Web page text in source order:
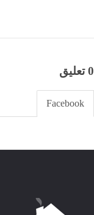
0 تعليق
Facebook